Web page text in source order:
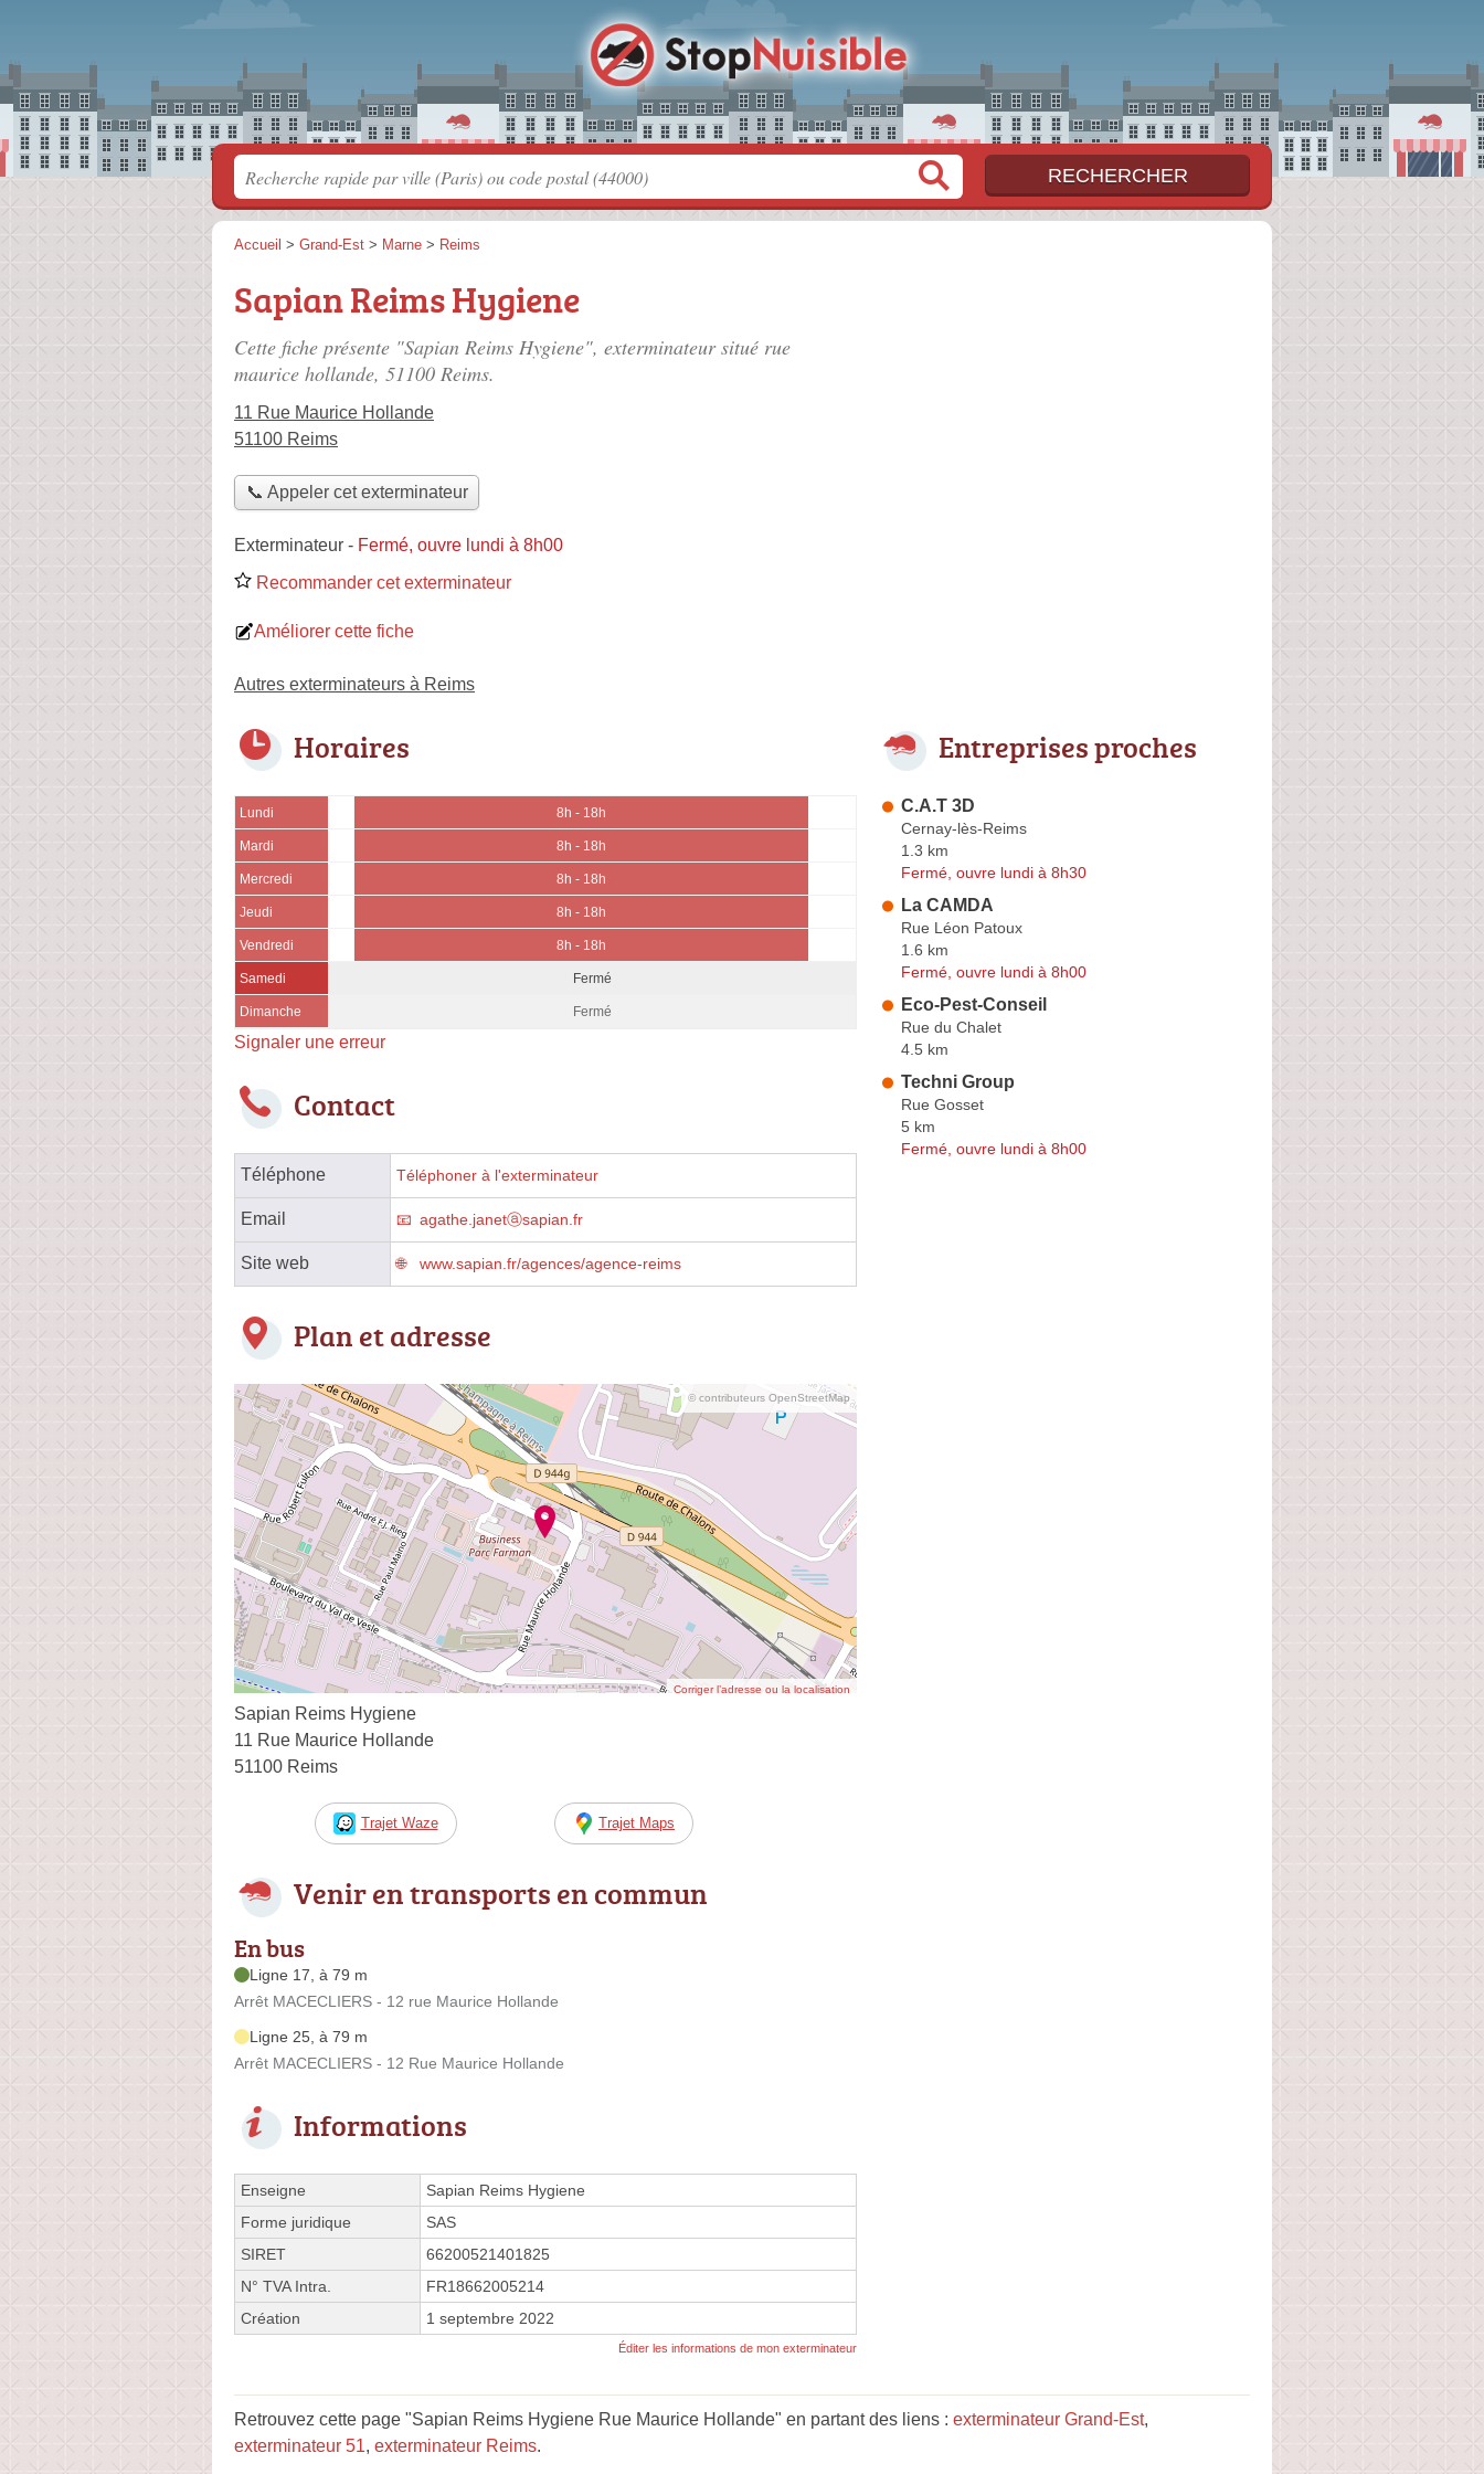
Accueil > Grand-Est > Marne > Reims
Sapian Reims Hygiene
Cette fiche présente "Sapian Reims Hygiene", exterminateur situé rue
maurice hollande, 51100 Reims.
11 Rue Maurice Hollande
51100 Reims
📞 Appeler cet exterminateur
Exterminateur - Fermé, ouvre lundi à 8h00
Recommander cet exterminateur
Améliorer cette fiche
Autres exterminateurs à Reims
Horaires
Lundi 8h - 18h
Mardi 8h - 18h
Mercredi 8h - 18h
Jeudi 8h - 18h
Vendredi 8h - 18h
Samedi Fermé
Dimanche Fermé
Signaler une erreur
Contact
Téléphone Téléphoner à l'exterminateur
Email agathe.janetⓐsapian.fr
Site web www.sapian.fr/agences/agence-reims
Plan et adresse
© contributeurs OpenStreetMap
Corriger l’adresse ou la localisation
Sapian Reims Hygiene
11 Rue Maurice Hollande
51100 Reims
Trajet Waze Trajet Maps
Venir en transports en commun
En bus
Ligne 17, à 79 m
Arrêt MACECLIERS - 12 rue Maurice Hollande
Ligne 25, à 79 m
Arrêt MACECLIERS - 12 Rue Maurice Hollande
Informations
Enseigne
Sapian Reims Hygiene
Forme juridique
SAS
SIRET
66200521401825
N° TVA Intra.
FR18662005214
Création
1 septembre 2022
Éditer les informations de mon exterminateur
Entreprises proches
C.A.T 3D
Cernay-lès-Reims
1.3 km
Fermé, ouvre lundi à 8h30
La CAMDA
Rue Léon Patoux
1.6 km
Fermé, ouvre lundi à 8h00
Eco-Pest-Conseil
Rue du Chalet
4.5 km
Techni Group
Rue Gosset
5 km
Fermé, ouvre lundi à 8h00
Retrouvez cette page "Sapian Reims Hygiene Rue Maurice Hollande" en partant des liens : exterminateur Grand-Est,
exterminateur 51, exterminateur Reims.